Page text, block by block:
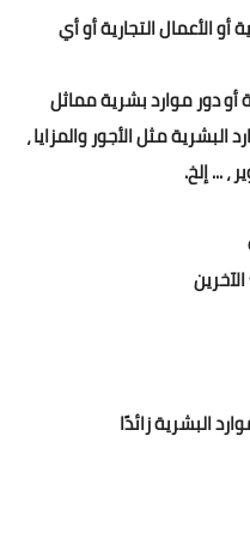
الأعمال التجارية أو أي
مثل الأجور والمزايا ،
، ... إلخ.
البشرية زائدًا